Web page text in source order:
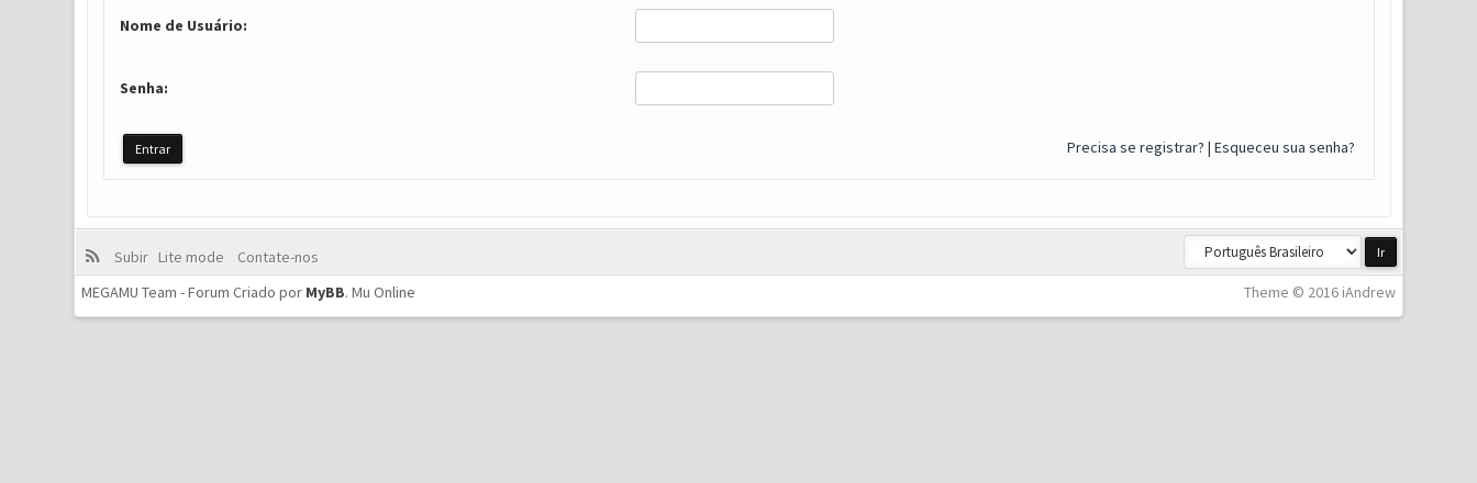
Nome de Usuário:
Senha:
Precisa se registrar? | Esqueceu sua senha?
Subir Lite mode
Contate-nos
Theme © 2016 iAndrew
MEGAMU Team - Forum Criado por MyBB.Mu Online